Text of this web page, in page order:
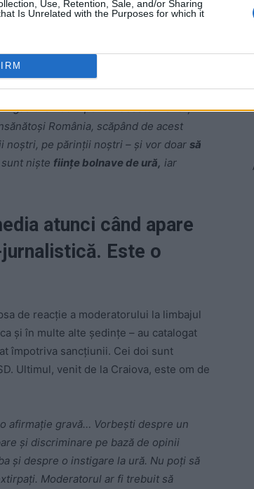
Use, Retention, Sale, and/or Sharing
Is Unrelated with the Purposes for which it
nostru. Trăiesc din ură şi hrănindu-se
găsit remediu pentru acestehieneşi
România, scăpând de acest
noştri, pe părinţii noştri – şi vor doar să
nişte fiinţe bolnave de ură, iar
atunci când apare
Este o
de reacţie a moderatorului la limbajul
și în multe alte ședințe – au catalogat
împotriva sancțiunii. Cei doi sunt
Ultimul, venit de la Craiova, este om de
afirmaţie gravă… Vorbeşti despre un
şi discriminare pe bază de opinii
şi despre o instigare la ură. Nu poţi să
Moderatorul ar fi trebuit să